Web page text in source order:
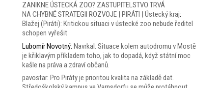
ZANIKNE ÚSTECKÁ ZOO? ZASTUPITELSTVO TRVÁ
NA CHYBNÉ STRATEGII ROZVOJE | PIRÁTI | Ústecký kraj:
Blažej (Piráti): Kritickou situaci v ústecké zoo nebude ředitel
schopen vyřešit
Lubomír Novotný: Navrkal: Situace kolem autodromu v Mostě
je křiklavým příkladem toho, jak to dopadá, když státní moc
kašle na práva a zdraví občanů.
pavostar: Pro Piráty je prioritou kvalita na základě dat.